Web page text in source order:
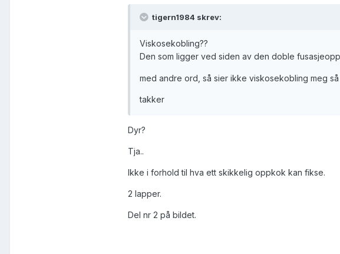
tigern1984 skrev:
Viskosekobling??
Den som ligger ved siden av den doble
med andre ord, så sier ikke viskosekobling meg så
takker
Dyr?
Tja..
Ikke i forhold til hva ett skikkelig oppkok kan fikse.
2 lapper.
Del nr 2 på bildet.